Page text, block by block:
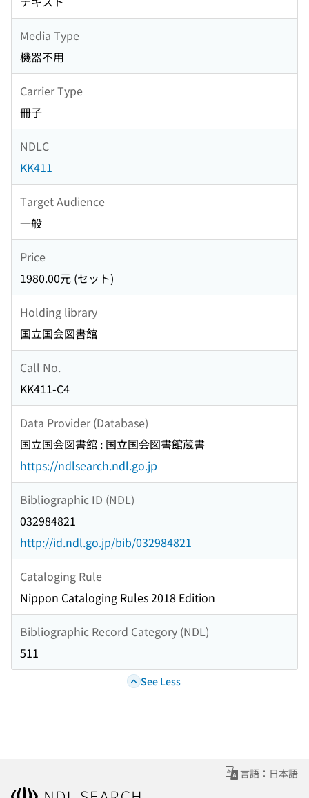
Media Type
機器不用
Carrier Type
冊子
NDLC
KK411
Target Audience
一般
Price
1980.00元 (セット)
Holding library
国立国会図書館
Call No.
KK411-C4
Data Provider (Database)
国立国会図書館 : 国立国会図書館蔵書
https://ndlsearch.ndl.go.jp
Bibliographic ID (NDL)
032984821
http://id.ndl.go.jp/bib/032984821
Cataloging Rule
Nippon Cataloging Rules 2018 Edition
Bibliographic Record Category (NDL)
511
See Less
言語：日本語